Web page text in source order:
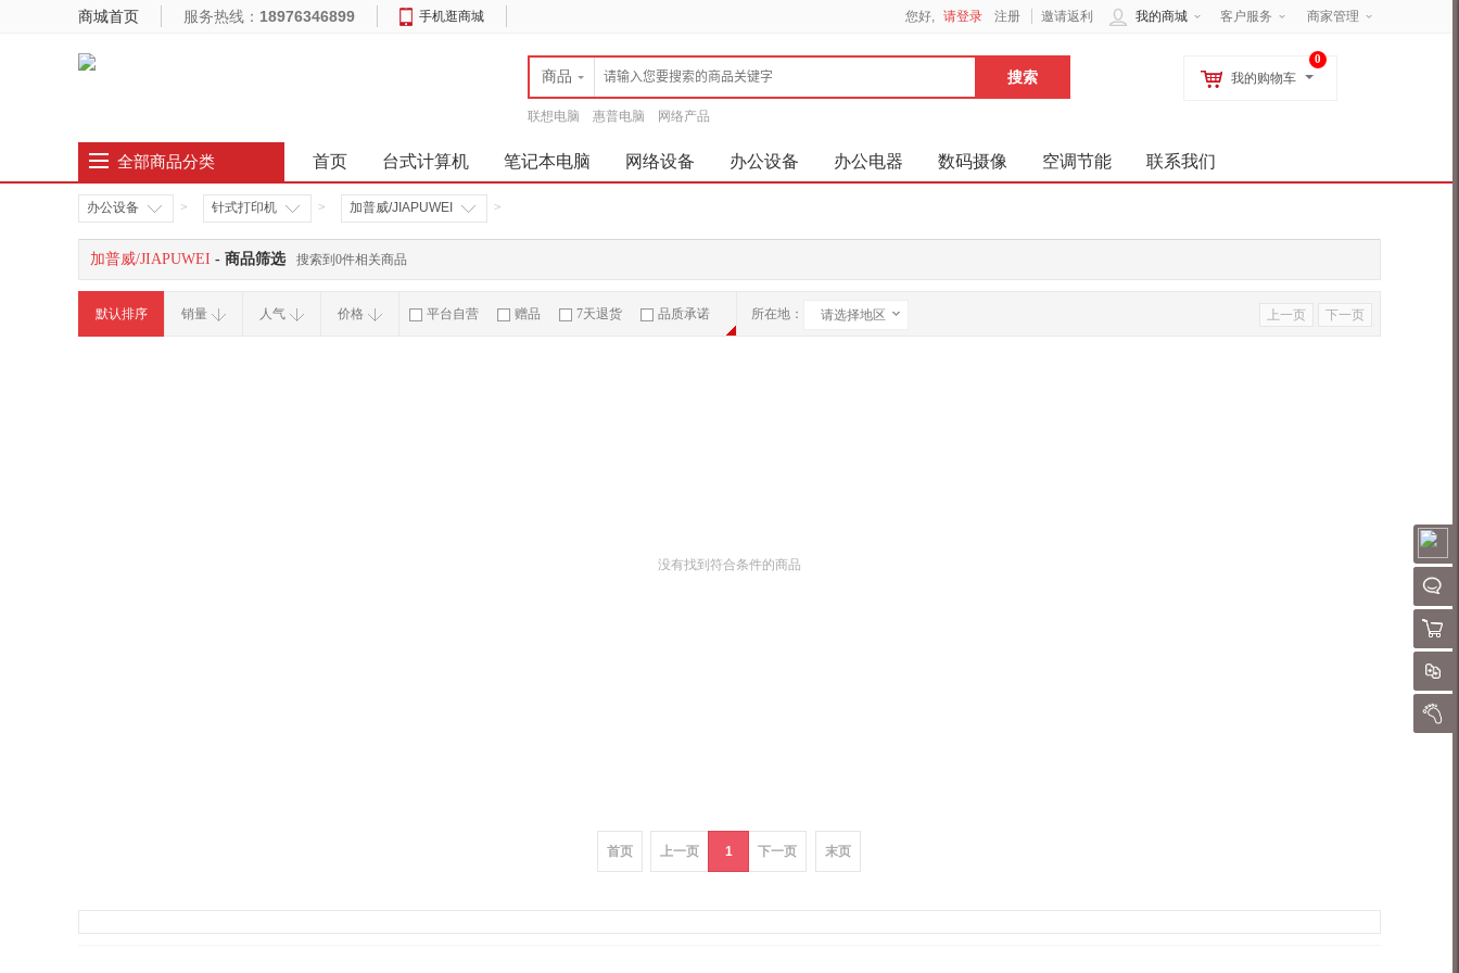
QQ
购物
对
我的
商城首页 服务热线： 18976346899 手机逛商城 客户服务 商家管理
我的商城
您好, 请登录 注册 邀请返利
商品
联想电脑 惠普电脑 网络产品
0
我的购物车
全部商品分类 首页 台式计算机 笔记本电脑 网络设备 办公设备 办公电器 数码摄像 空调节能 联系我们
办公设备 > 针式打印机 > 加普威/JIAPUWEI >
加普威/JIAPUWEI - 商品筛选 搜索到0件相关商品
上一页 下一页
默认排序 销量 人气 价格 平台自营 赠品 7天退货 品质承诺 所在地： 请选择地区
没有找到符合条件的商品
首页 上一页 1 下一页 末页